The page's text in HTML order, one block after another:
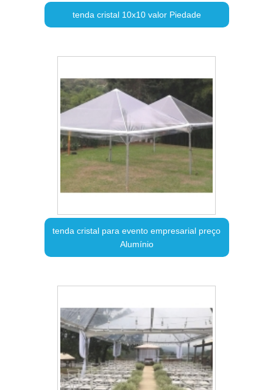
tenda cristal 10x10 valor Piedade
tenda cristal para evento empresarial preço
Alumínio